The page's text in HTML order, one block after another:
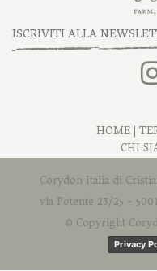
HOME|
CHI
Corydon Italia di
via Potente 23/25 -
© Copyright
Privacy